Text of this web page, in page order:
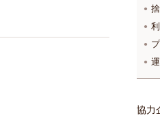
協力